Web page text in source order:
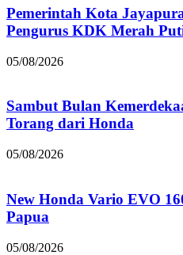
Pemerintah Kota
Pengurus KDK Merah
05/08/2026
Sambut Bulan
Torang dari Honda
05/08/2026
New Honda Vario EVO
Papua
05/08/2026